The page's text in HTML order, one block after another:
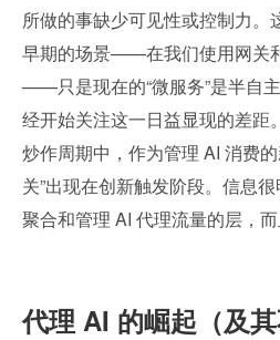
所做的事缺少可见性或控制力。
早期的场景——在我们使用网关
——只是现在的“微服务”是半自主
经开始关注这一日益显现的差距
炒作周期中，作为管理 AI 消费
关”出现在创新触发阶段。信息
聚合和管理 AI 代理流量的层，而
代理 AI 的崛起（及